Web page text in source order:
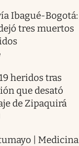
Ibagué-Bogotá:
tres muertos
heridos tras
que desató
de Zipaquirá
| Medicina